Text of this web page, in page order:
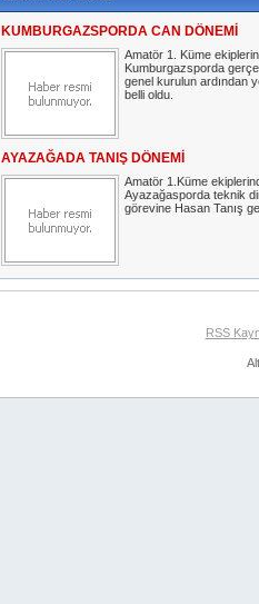
KUMBURGAZSPORDA CAN DÖNEMİ
Amatör 1. Küme
Kumburgazsporda
genel kurulun ardından
belli oldu.
AYAZAĞADA TANIŞ DÖNEMİ
Amatör 1.Küme
Ayazağasporda teknik
görevine Hasan Tanış
RSS